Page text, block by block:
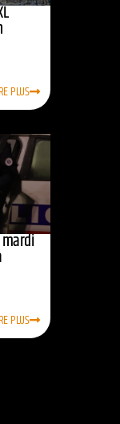
PLUS
PLUS